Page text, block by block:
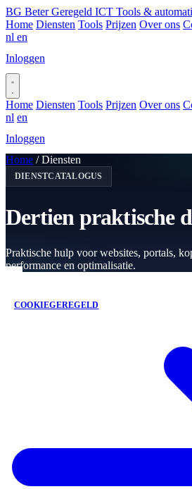
BG Beter Geregeld ICT Tools &
Home Diensten Tools Prijzen Over ons
nl en
Inloggen
Home Diensten Tools Prijzen Over ons
nl en
Inloggen
Home / Diensten
DIENSTCATALOGUS
Dertien praktische
Praktische hulp voor websites, portals,
performance en optimalisatie.
COOKIEGEREGELD